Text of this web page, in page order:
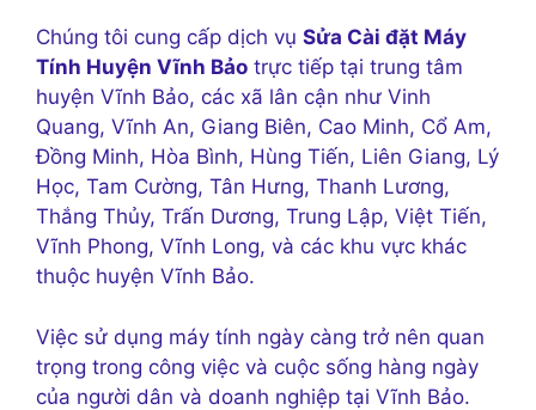
Chúng tôi cung cấp dịch vụ Sửa Cài đặt Máy
Tính Huyện Vĩnh Bảo trực tiếp tại trung tâm
huyện Vĩnh Bảo, các xã lân cận như Vinh
Quang, Vĩnh An, Giang Biên, Cao Minh, Cổ Am,
Đồng Minh, Hòa Bình, Hùng Tiến, Liên Giang, Lý
Học, Tam Cường, Tân Hưng, Thanh Lương,
Thắng Thủy, Trấn Dương, Trung Lập, Việt Tiến,
Vĩnh Phong, Vĩnh Long, và các khu vực khác
thuộc huyện Vĩnh Bảo.
Việc sử dụng máy tính ngày càng trở nên quan
trọng trong công việc và cuộc sống hàng ngày
của người dân và doanh nghiệp tại Vĩnh Bảo.